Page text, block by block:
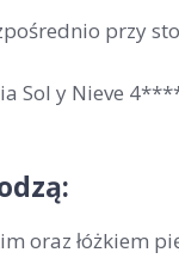
przy
Sol y Nieve
oraz łóżkiem